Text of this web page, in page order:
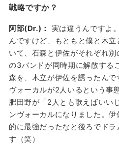
戦略ですか？
阿部(Dr.)：
実は違うんですよ
んですけど、もともと僕と木
いて、石森と伊佐がそれぞれ
の3バンドが同時期に解散する
森を、木立が伊佐を誘ったん
ヴォーカルが2人いるという事
肥田野が「2人とも歌えばいい
ンヴォーカルになりました。
的に最強だったなと後ろでド
す（笑）